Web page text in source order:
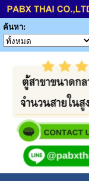
ค้นหา: